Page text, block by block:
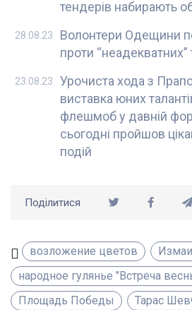
тендерів набирають
Волонтери Одещини
проти “неадекватних”
28.08.23
Урочиста хода з
виставка юних
флешмоб у давній
сьогодні пройшов
подій
23.08.23
Поділитися
возложение цветов
народное гулянье "Встреча
Площадь Победы
Тарас